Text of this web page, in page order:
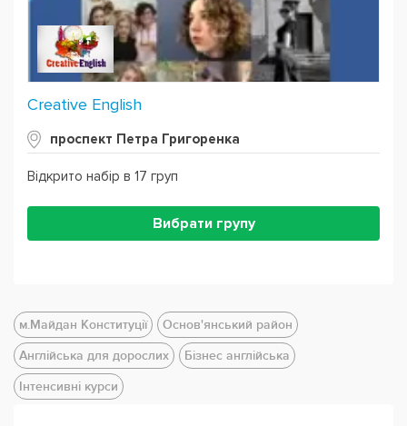
Creative English
проспект Петра Григоренка
Відкрито набір в 17 груп
Вибрати групу
м.Майдан Конституції
Основ'янський район
Англійська для дорослих
Бізнес англійська
Інтенсивні курси